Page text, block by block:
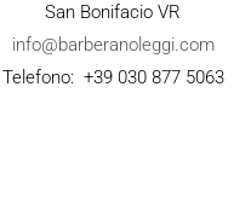
San Bonifacio VR
info@barberanoleggi.com
Telefono: +39 030 877 5063